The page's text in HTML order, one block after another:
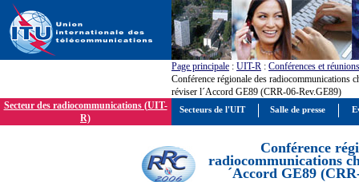
Page principale : UIT-R : Conférences et réunions
Conférence régionale des radiocommunications
réviser l´Accord GE89 (CRR-06-Rev.GE89)
Secteur des radiocommunications (UIT-
R)
Conférence
radiocommunications
´Accord GE89
Secteurs de l'UIT Salle de presse